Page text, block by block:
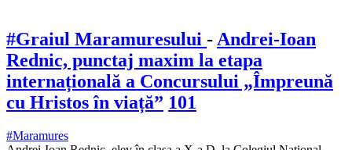
#Graiul Maramuresului -Andrei-Ioan
Rednic, punctaj maxim la etapa
internațională a Concursului „Împreună
cu Hristos în viață” 101
#Maramures